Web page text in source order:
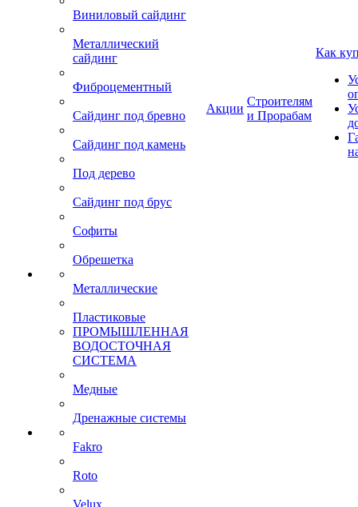
Виниловый сайдинг
Металлический
сайдинг
Фиброцементный
Сайдинг под бревно
Сайдинг под камень
Под дерево
Сайдинг под брус
Софиты
Обрешетка
Металлические
Пластиковые
ПРОМЫШЛЕННАЯ
ВОДОСТОЧНАЯ
СИСТЕМА
Медные
Дренажные системы
Fakro
Roto
Velux
Акции
Строителям
и Прорабам
Как